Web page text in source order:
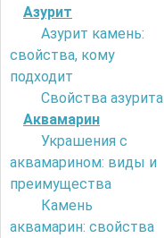
Азурит
Азурит камень:
свойства, кому
подходит
Свойства азурита
Аквамарин
Украшения с
аквамарином: виды и
преимущества
Камень
аквамарин: свойства